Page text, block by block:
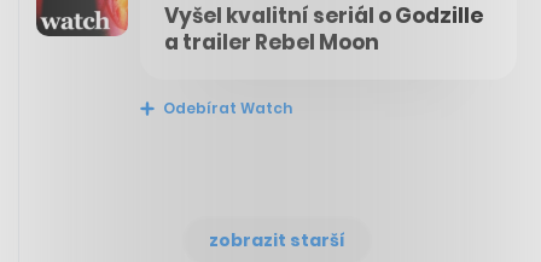
Vyšel kvalitní seriál o Godzille
a trailer Rebel Moon
Odebírat Watch
zobrazit starší